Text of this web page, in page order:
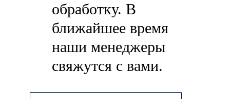
обработку. В
ближайшее время
наши менеджеры
свяжутся с вами.